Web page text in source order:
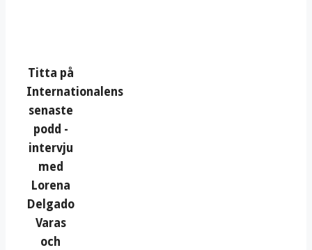
Titta på
Internationalens
senaste
podd -
intervju
med
Lorena
Delgado
Varas
och